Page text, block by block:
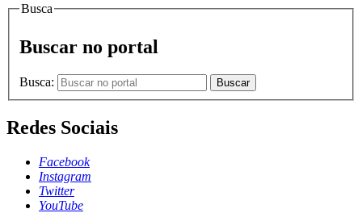
Busca
Buscar no portal
Busca: Buscar
Redes Sociais
Facebook
Instagram
Twitter
YouTube